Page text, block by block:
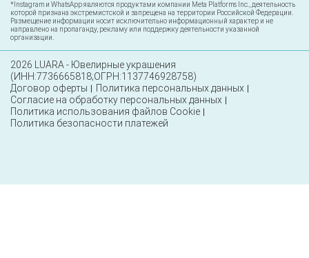
*Instagram и WhatsApp являются продуктами компании Meta Platforms Inc., деятельность
которой признана экстремистской и запрещена на территории Российской Федерации.
Размещение информации носит исключительно информационный характер и не
направлено на пропаганду, рекламу или поддержку деятельности указанной
организации.
2026 LUARA - Ювелирные украшения
(ИНН:7736665818;ОГРН:1137746928758)
Договор оферты
Политика персональных данных
Согласие на обработку персональных данных
Политика использования файлов Cookie
Политика безопасности платежей